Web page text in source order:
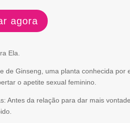
agora
Ela.
de Ginseng, uma planta conhecida por
o apetite sexual feminino.
Antes da relação para dar mais